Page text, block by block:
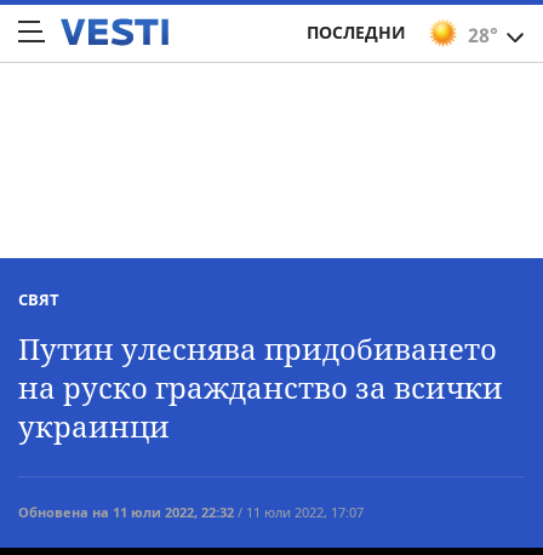
28°
ПОСЛЕДНИ
СВЯТ
Путин улеснява придобиването
на руско гражданство за всички
украинци
Обновена на 11 юли 2022, 22:32 / 11 юли 2022, 17:07